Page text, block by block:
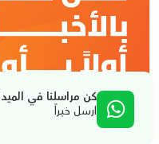
كن مراسلنا في
ارسل خبراً